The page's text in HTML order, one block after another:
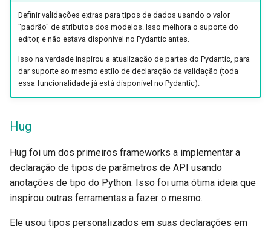
Definir validações extras para tipos de dados usando o valor
"padrão" de atributos dos modelos. Isso melhora o suporte do
editor, e não estava disponível no Pydantic antes.
Isso na verdade inspirou a atualização de partes do Pydantic, para
dar suporte ao mesmo estilo de declaração da validação (toda
essa funcionalidade já está disponível no Pydantic).
Hug
Hug foi um dos primeiros frameworks a implementar a
declaração de tipos de parâmetros de API usando
anotações de tipo do Python. Isso foi uma ótima ideia que
inspirou outras ferramentas a fazer o mesmo.
Ele usou tipos personalizados em suas declarações em